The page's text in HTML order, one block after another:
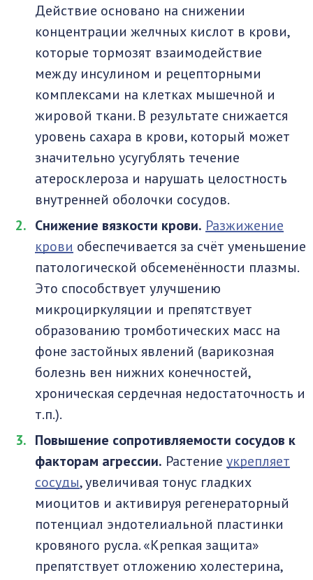
Действие основано на снижении
концентрации желчных кислот в крови,
которые тормозят взаимодействие
между инсулином и рецепторными
комплексами на клетках мышечной и
жировой ткани. В результате снижается
уровень сахара в крови, который может
значительно усугублять течение
атеросклероза и нарушать целостность
внутренней оболочки сосудов.
Снижение вязкости крови. Разжижение
крови обеспечивается за счёт уменьшение
патологической обсеменённости плазмы.
Это способствует улучшению
микроциркуляции и препятствует
образованию тромботических масс на
фоне застойных явлений (варикозная
болезнь вен нижних конечностей,
хроническая сердечная недостаточность и
т.п.).
Повышение сопротивляемости сосудов к
факторам агрессии. Растение укрепляет
сосуды, увеличивая тонус гладких
миоцитов и активируя регенераторный
потенциал эндотелиальной пластинки
кровяного русла. «Крепкая защита»
препятствует отложению холестерина,